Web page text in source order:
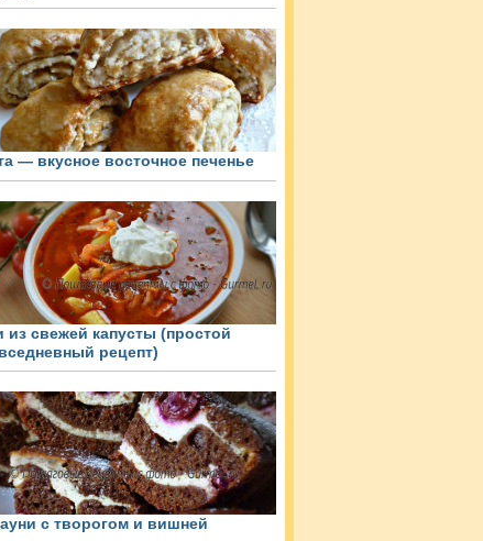
— вкусное восточное печенье
из свежей капусты (простой
рецепт)
с творогом и вишней